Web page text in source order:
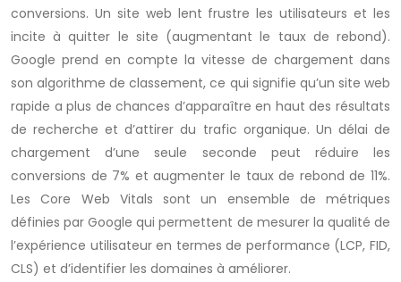
conversions. Un site web lent frustre les utilisateurs et les
incite à quitter le site (augmentant le taux de rebond).
Google prend en compte la vitesse de chargement dans
son algorithme de classement, ce qui signifie qu’un site web
rapide a plus de chances d’apparaître en haut des résultats
de recherche et d’attirer du trafic organique. Un délai de
chargement d’une seule seconde peut réduire les
conversions de 7% et augmenter le taux de rebond de 11%.
Les Core Web Vitals sont un ensemble de métriques
définies par Google qui permettent de mesurer la qualité de
l’expérience utilisateur en termes de performance (LCP, FID,
CLS) et d’identifier les domaines à améliorer.